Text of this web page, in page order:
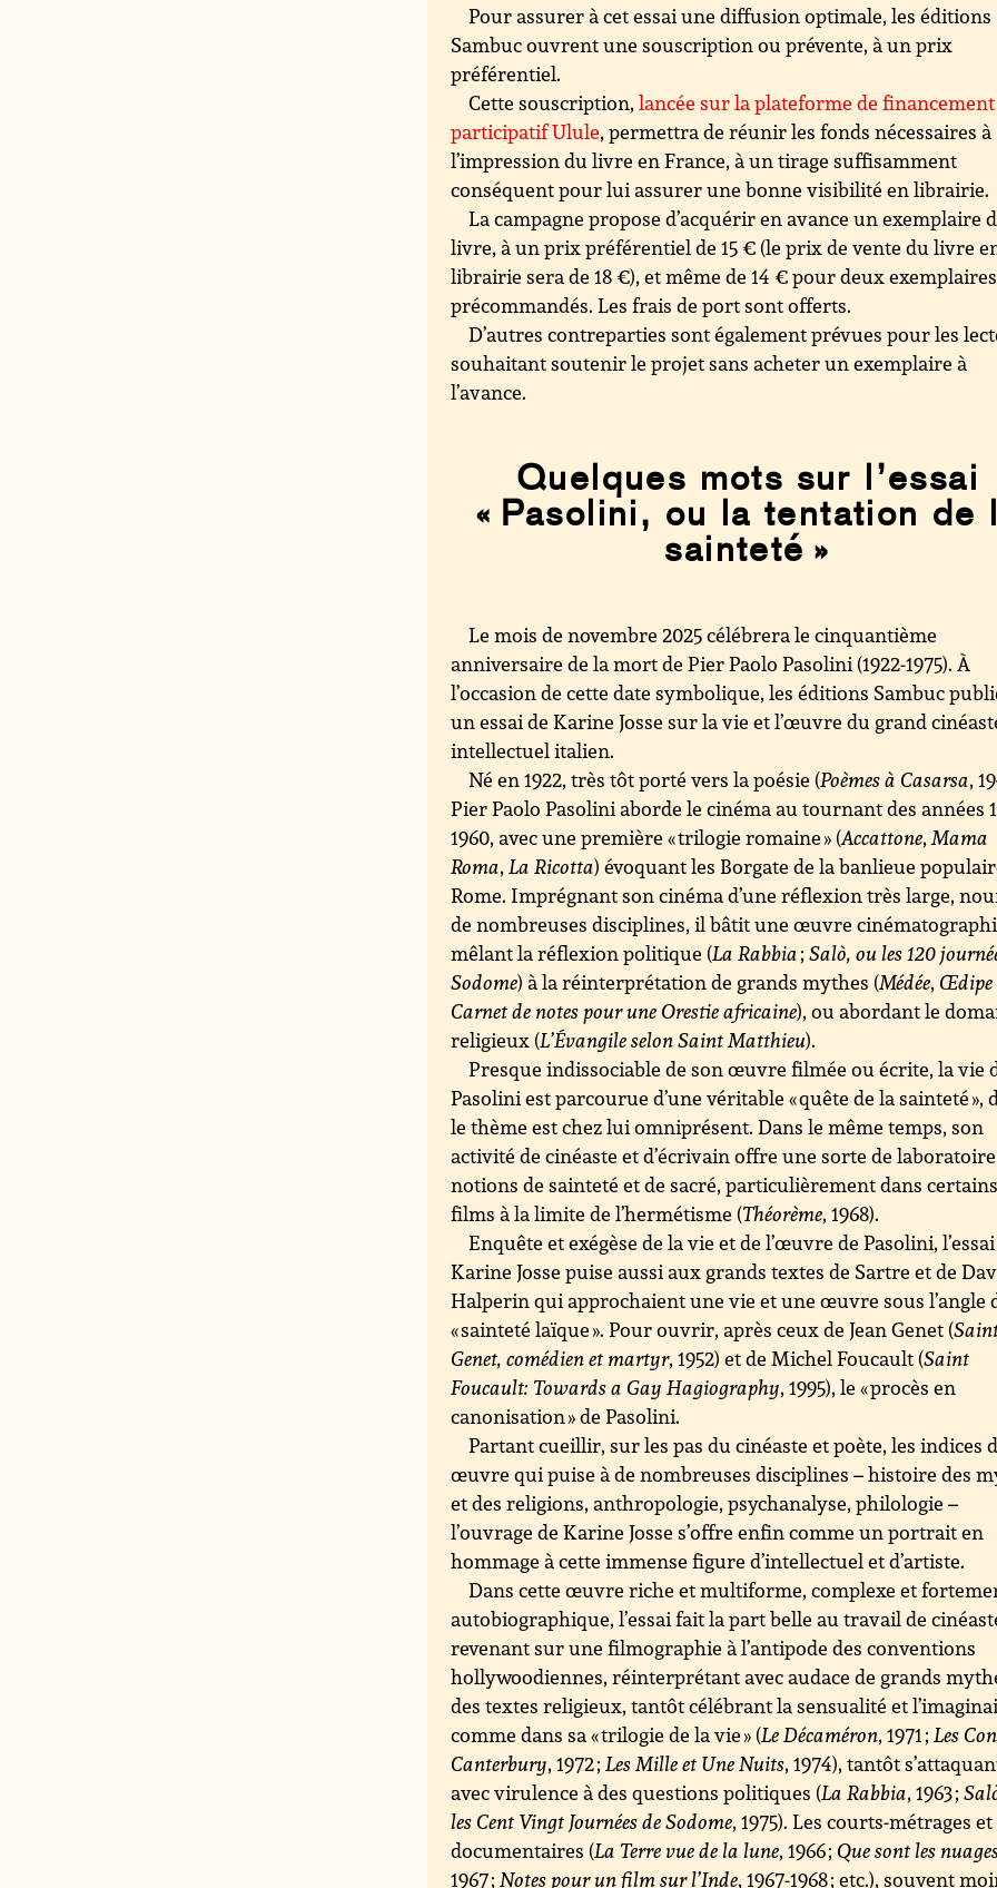
Pour assurer à cet essai une diffusion optimale, les éditions
Sambuc ouvrent une souscription ou prévente, à un prix
préférentiel.
Cette souscription,lancée sur la plateforme de financement
participatif Ulule, permettra de réunir les fonds nécessaires à
l’impression du livre en France, à un tirage suffisamment
conséquent pour lui assurer une bonne visibilité en librairie.
La campagne propose d’acquérir en avance un exemplaire
livre, à un prix préférentiel de 15 € (le prix de vente du livre
librairie sera de 18 €), et même de 14 € pour deux exemplaires
précommandés. Les frais de port sont offerts.
D’autres contreparties sont également prévues pour les
souhaitant soutenir le projet sans acheter un exemplaire à
l’avance.
Quelques mots sur l’essai
« Pasolini, ou la tentation de
sainteté »
Le mois de novembre 2025 célébrera le cinquantième
anniversaire de la mort de Pier Paolo Pasolini (1922-1975). À
l’occasion de cette date symbolique, les éditions Sambuc
un essai de Karine Josse sur la vie et l’œuvre du grand
intellectuel italien.
Né en 1922, très tôt porté vers la poésie (Poèmes à Casarsa,
Pier Paolo Pasolini aborde le cinéma au tournant des années
1960, avec une première « trilogie romaine » (Accattone,Mama
Roma,La Ricotta) évoquant les Borgate de la banlieue
Rome. Imprégnant son cinéma d’une réflexion très large,
de nombreuses disciplines, il bâtit une œuvre
mêlant la réflexion politique (La Rabbia;Salò, ou les 120
Sodome) à la réinterprétation de grands mythes (Médée, Œdipe
Carnet de notes pour une Orestie africaine), ou abordant le
religieux (L’Évangile selon Saint Matthieu).
Presque indissociable de son œuvre filmée ou écrite, la vie
Pasolini est parcourue d’une véritable « quête de la sainteté »,
le thème est chez lui omniprésent. Dans le même temps, son
activité de cinéaste et d’écrivain offre une sorte de
notions de sainteté et de sacré, particulièrement dans certains
films à la limite de l’hermétisme (Théorème, 1968).
Enquête et exégèse de la vie et de l’œuvre de Pasolini,
Karine Josse puise aussi aux grands textes de Sartre et de
Halperin qui approchaient une vie et une œuvre sous l’angle
« sainteté laïque ». Pour ouvrir, après ceux de Jean Genet (
Genet, comédien et martyr, 1952) et de Michel Foucault (Saint
Foucault: Towards a Gay Hagiography, 1995), le « procès en
canonisation » de Pasolini.
Partant cueillir, sur les pas du cinéaste et poète, les indices
œuvre qui puise à de nombreuses disciplines – histoire des
et des religions, anthropologie, psychanalyse, philologie –
l’ouvrage de Karine Josse s’offre enfin comme un portrait en
hommage à cette immense figure d’intellectuel et d’artiste.
Dans cette œuvre riche et multiforme, complexe et
autobiographique, l’essai fait la part belle au travail de
revenant sur une filmographie à l’antipode des conventions
hollywoodiennes, réinterprétant avec audace de grands
des textes religieux, tantôt célébrant la sensualité et
comme dans sa « trilogie de la vie » (Le Décaméron, 1971 ;Les
Canterbury, 1972 ;Les Mille et Une Nuits, 1974), tantôt
avec virulence à des questions politiques (La Rabbia, 1963 ;
les Cent Vingt Journées de Sodome, 1975). Les courts-métrages et
documentaires (La Terre vue de la lune, 1966 ; Que sont les
1967 ;Notes pour un film sur l’Inde, 1967-1968 ; etc.), souvent